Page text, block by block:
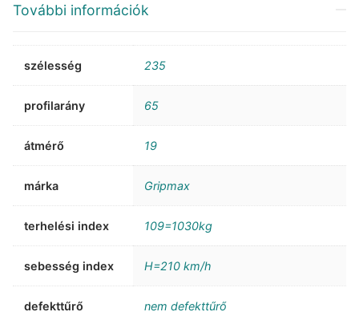
További információk
szélesség 235
profilarány 65
átmérő 19
márka Gripmax
terhelési index 109=1030kg
sebesség index H=210 km/h
defekttűrő nem defekttűrő